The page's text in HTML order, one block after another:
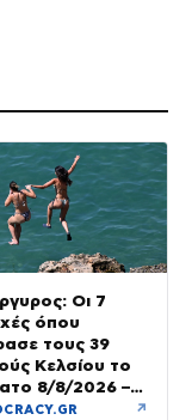
Οι 7
όπου
τους 39
Κελσίου το
8/8/2026 –
δούμε 40άρια↗